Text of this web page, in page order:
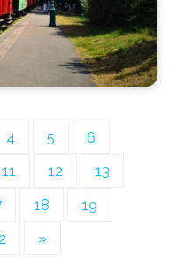
4 5
6
11 12
13
18
19
»